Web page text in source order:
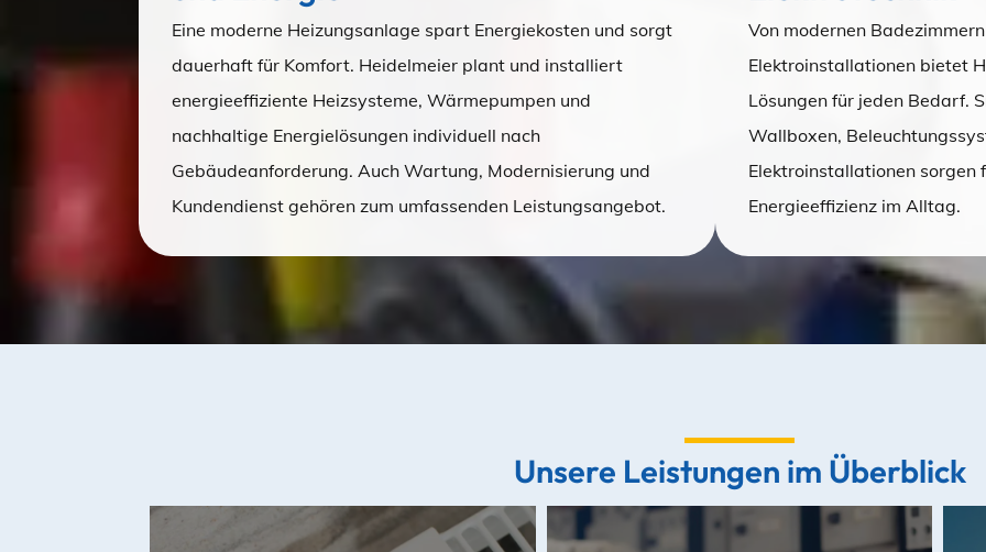
Eine moderne Heizungsanlage spart Energiekosten und sorgt
dauerhaft für Komfort. Heidelmeier plant und installiert
energieeffiziente Heizsysteme, Wärmepumpen und
nachhaltige Energielösungen individuell nach
Gebäudeanforderung. Auch Wartung, Modernisierung und
Kundendienst gehören zum umfassenden Leistungsangebot.
Von modernen
Elektroinstallationen bietet
Lösungen für jeden Bedarf.
Wallboxen,
Elektroinstallationen sorgen
Energieeffizienz im Alltag.
Unsere Leistungen im Überblick